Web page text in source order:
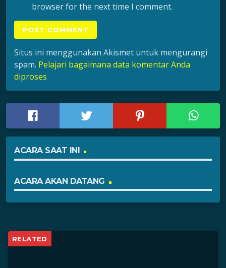
browser for the next time I comment.
Situs ini menggunakan Akismet untuk mengurangi
spam. Pelajari bagaimana data komentar Anda
diproses
ACARA SAAT INI
ACARA AKAN DATANG
RELATED